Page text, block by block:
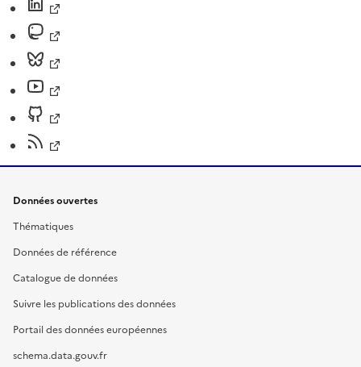
Données ouvertes
Thématiques
Données de référence
Catalogue de données
Suivre les publications des données
Portail des données européennes
schema.data.gouv.fr